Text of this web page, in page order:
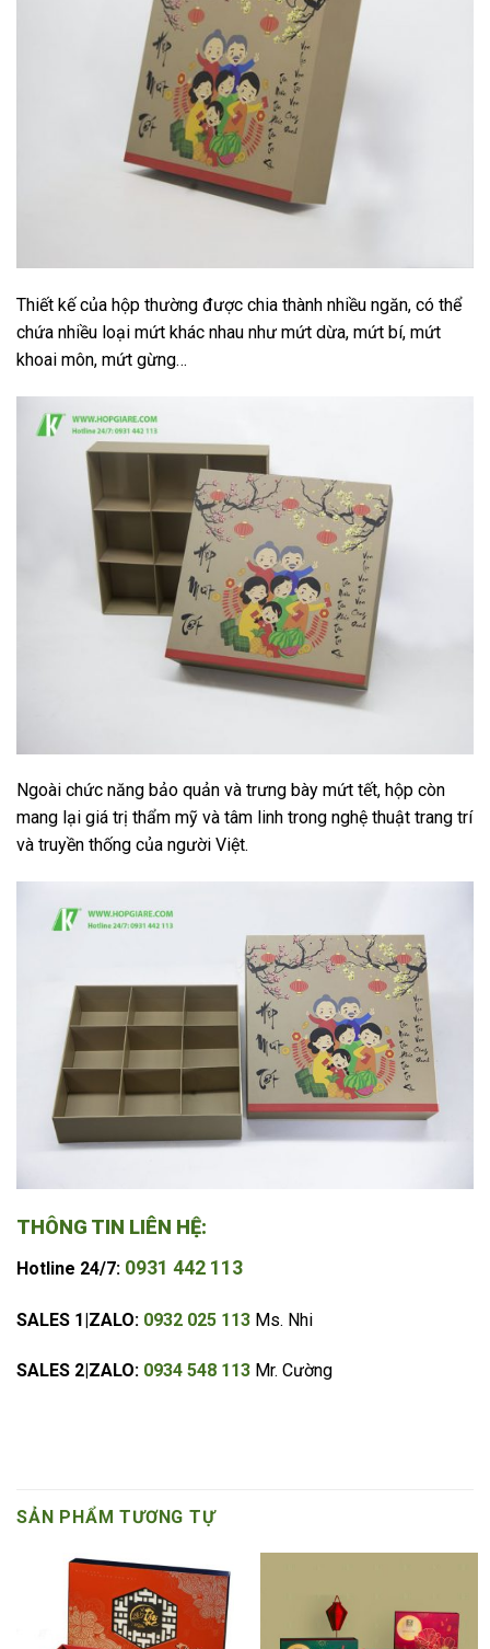
Thiết kế của hộp thường được chia thành nhiều ngăn, có thể
chứa nhiều loại mứt khác nhau như mứt dừa, mứt bí, mứt
khoai môn, mứt gừng…
Ngoài chức năng bảo quản và trưng bày mứt tết, hộp còn
mang lại giá trị thẩm mỹ và tâm linh trong nghệ thuật trang trí
và truyền thống của người Việt.
THÔNG TIN LIÊN HỆ:
Hotline 24/7: 0931 442 113
SALES 1|ZALO: 0932 025 113 Ms. Nhi
SALES 2|ZALO: 0934 548 113 Mr. Cường
SẢN PHẨM TƯƠNG TỰ